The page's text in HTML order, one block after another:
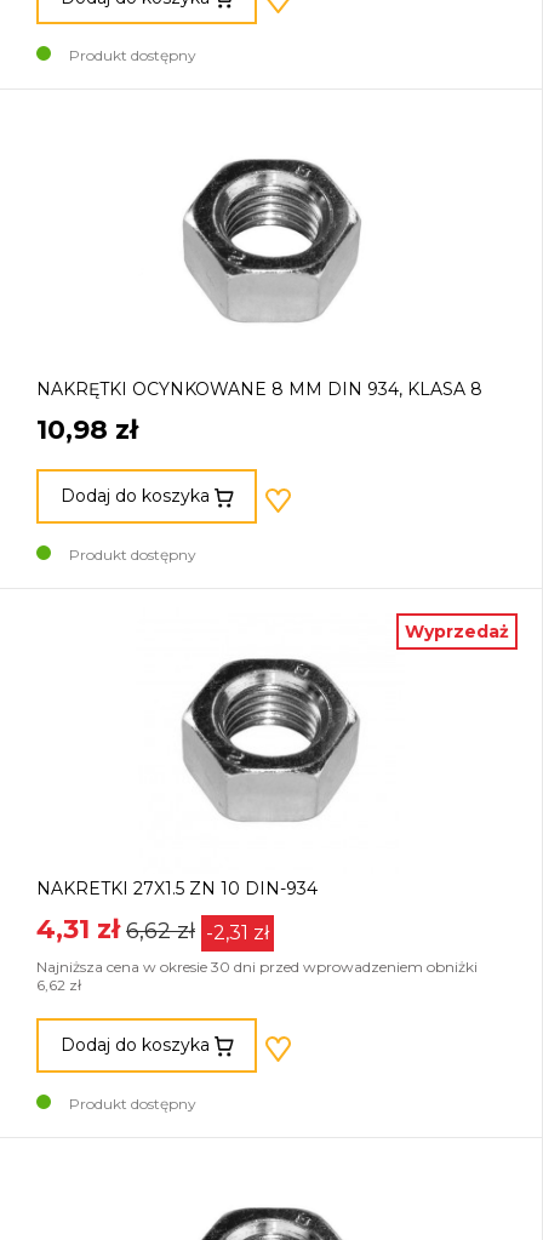
Produkt dostępny
NAKRĘTKI OCYNKOWANE 8 MM DIN 934, KLASA 8
10,98 zł
Dodaj do koszyka
Produkt dostępny
Wyprzedaż
NAKRETKI 27X1.5 ZN 10 DIN-934
4,31 zł 6,62 zł -2,31 zł
Najniższa cena w okresie 30 dni przed wprowadzeniem obniżki
6,62 zł
Dodaj do koszyka
Produkt dostępny